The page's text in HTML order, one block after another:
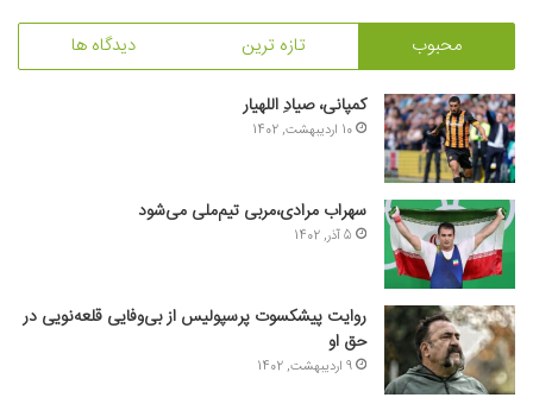
محبوب تازه ترین دیدگاه ها
کمپانی، صیادِ اللهیار
10 اردیبهشت, 1402
سهراب مرادی،مربی تیم‌ملی می‌شود
5 آذر, 1402
روایت پیشکسوت پرسپولیس از بی‌وفایی قلعه‌نویی در
حق او
9 اردیبهشت, 1402